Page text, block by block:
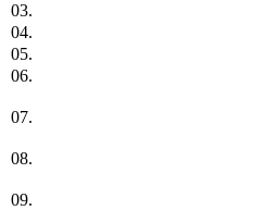
03.
04.
05.
06.
07.
08.
09.